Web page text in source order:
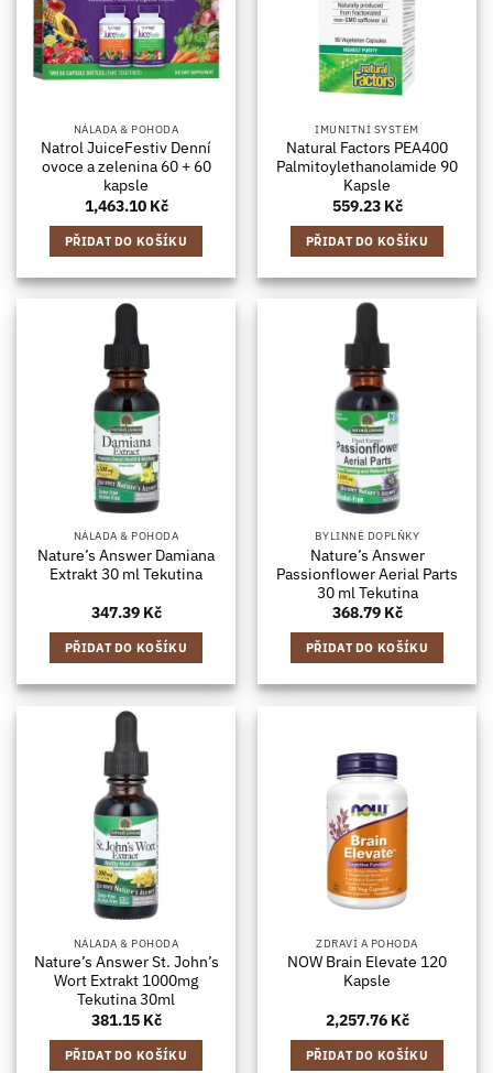
NÁLADA & POHODA
Natrol JuiceFestiv Denní
ovoce a zelenina 60 + 60
kapsle
1,463.10 Kč
PŘIDAT DO KOŠÍKU
IMUNITNÍ SYSTÉM
Natural Factors PEA400
Palmitoylethanolamide 90
Kapsle
559.23 Kč
PŘIDAT DO KOŠÍKU
NÁLADA & POHODA
Nature’s Answer Damiana
Extrakt 30 ml Tekutina
347.39 Kč
PŘIDAT DO KOŠÍKU
BYLINNÉ DOPLŇKY
Nature’s Answer
Passionflower Aerial Parts
30 ml Tekutina
368.79 Kč
PŘIDAT DO KOŠÍKU
NÁLADA & POHODA
Nature’s Answer St. John’s
Wort Extrakt 1000mg
Tekutina 30ml
381.15 Kč
PŘIDAT DO KOŠÍKU
ZDRAVÍ A POHODA
NOW Brain Elevate 120
Kapsle
2,257.76 Kč
PŘIDAT DO KOŠÍKU